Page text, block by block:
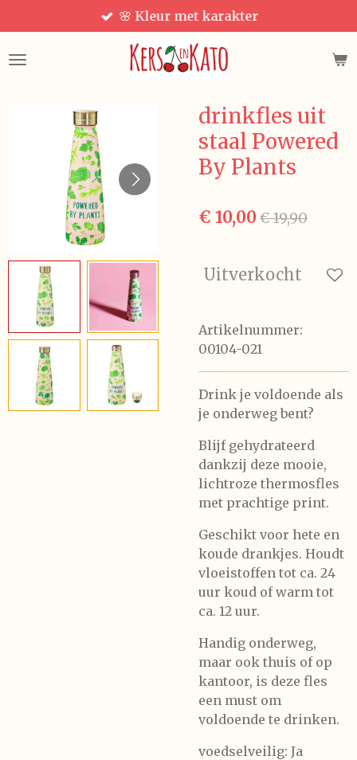
direct
naar
🌸 Kleur met karakter
drinkfles uit
staal Powered
By Plants
€ 10,00€ 19,90
Uitverkocht
Artikelnummer:
00104-021
Drink je voldoende als
je onderweg bent?
Blijf gehydrateerd
dankzij deze mooie,
lichtroze thermosfles
met prachtige print.
Geschikt voor hete en
koude drankjes. Houdt
vloeistoffen tot ca. 24
uur koud of warm tot
ca. 12 uur.
Handig onderweg,
maar ook thuis of op
kantoor, is deze fles
een must om
voldoende te drinken.
voedselveilig: Ja